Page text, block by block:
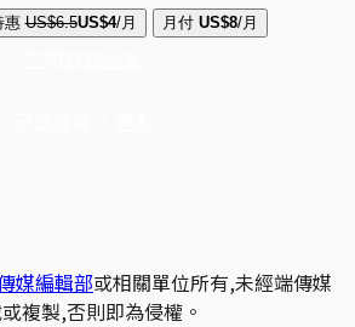
惠 US$6.5US$4/月 月付 US$8/月
媒編輯部或相關單位所有,未經端傳媒
複製,否則即為侵權。